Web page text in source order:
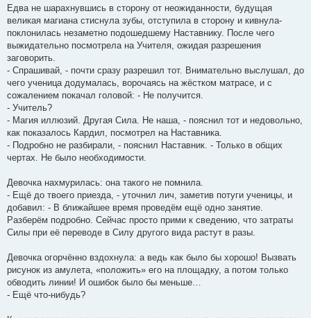
Едва не шарахнувшись в сторону от неожиданности, будущая
великая магиана стиснула зубы, отступила в сторону и кивнула-
поклонилась незаметно подошедшему Наставнику. После чего
выжидательно посмотрела на Учителя, ожидая разрешения
заговорить.
- Спрашивай, - почти сразу разрешил тот. Внимательно выслушал, до
чего ученица додумалась, ворочаясь на жёстком матрасе, и с
сожалением покачал головой: - Не получится.
- Учитель?
- Магия иллюзий. Другая Сила. Не наша, - пояснил тот и недовольно,
как показалось Кардил, посмотрел на Наставника.
- Подробно не разбирали, - пояснил Наставник. - Только в общих
чертах. Не было необходимости.
Девочка нахмурилась: она такого не помнила.
- Ещё до твоего приезда, - уточнил лич, заметив потуги ученицы, и
добавил: - В ближайшее время проведём ещё одно занятие.
Разберём подробно. Сейчас просто прими к сведению, что затраты
Силы при её переводе в Силу другого вида растут в разы.
Девочка огорчённо вздохнула: а ведь как было бы хорошо! Вызвать
рисунок из амулета, «положить» его на площадку, а потом только
обводить линии! И ошибок было бы меньше…
- Ещё что-нибудь?